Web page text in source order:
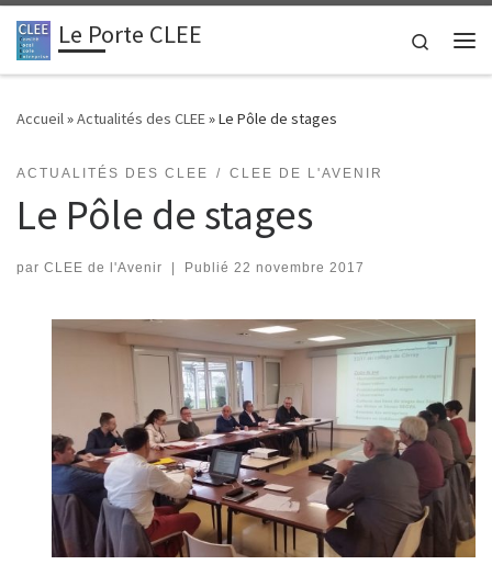
Passer au contenu
Le Porte CLEE
Search
Accueil»Actualités des CLEE»Le Pôle de stages
ACTUALITÉS DES CLEE CLEE DE L'AVENIR
Le Pôle de stages
par CLEE de l'Avenir | Publié 22 novembre 2017